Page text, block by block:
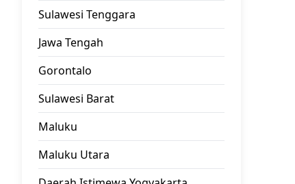
Sulawesi Tenggara
Jawa Tengah
Gorontalo
Sulawesi Barat
Maluku
Maluku Utara